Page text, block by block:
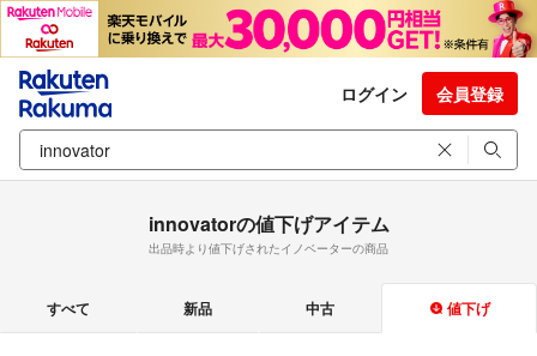
ログイン 会員登録
innovatorの値下げアイテム
出品時より値下げされたイノベーターの商品
すべて 新品 中古 値下げ